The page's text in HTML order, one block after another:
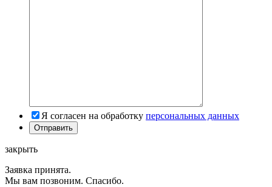
Я согласен на обработку персональных данных
закрыть
Заявка принята.
Мы вам позвоним. Спасибо.